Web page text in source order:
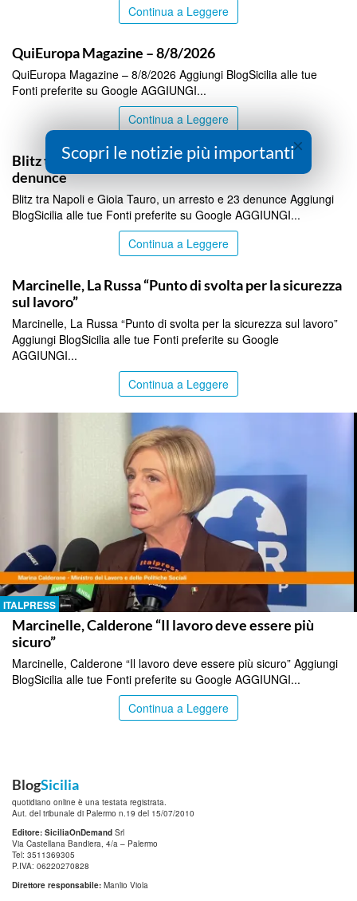
Continua a Leggere
QuiEuropa Magazine – 8/8/2026
QuiEuropa Magazine – 8/8/2026 Aggiungi BlogSicilia alle tue
Fonti preferite su Google AGGIUNGI...
Continua a Leggere
ITALPRESS
Blitz tra Napoli e Gioia Tauro, un arresto e 23
denunce
Blitz tra Napoli e Gioia Tauro, un arresto e 23 denunce Aggiungi
BlogSicilia alle tue Fonti preferite su Google AGGIUNGI...
Continua a Leggere
Marcinelle, La Russa “Punto di svolta per la sicurezza
sul lavoro”
Marcinelle, La Russa “Punto di svolta per la sicurezza sul lavoro”
Aggiungi BlogSicilia alle tue Fonti preferite su Google
AGGIUNGI...
Continua a Leggere
ITALPRESS
Marcinelle, Calderone “Il lavoro deve essere più
sicuro”
Marcinelle, Calderone “Il lavoro deve essere più sicuro” Aggiungi
BlogSicilia alle tue Fonti preferite su Google AGGIUNGI...
Continua a Leggere
BlogSicilia
quotidiano online è una testata registrata.
Aut. del tribunale di Palermo n.19 del 15/07/2010
Editore: SiciliaOnDemand Srl
Via Castellana Bandiera, 4/a – Palermo
Tel: 3511369305
P.IVA: 06220270828
Direttore responsabile: Manlio Viola
×
Scopri le notizie più importanti